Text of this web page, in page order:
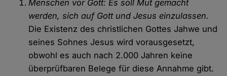
Menschen vor Gott: Es soll Mut gemacht
werden, sich auf Gott und Jesus einzulassen.
Die Existenz des christlichen Gottes Jahwe und
seines Sohnes Jesus wird vorausgesetzt,
obwohl es auch nach 2.000 Jahren keine
überprüfbaren Belege für diese Annahme gibt.